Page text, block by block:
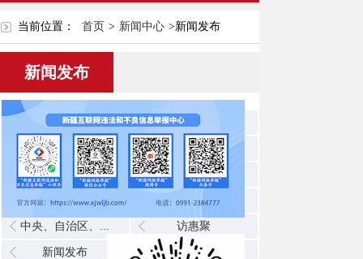
当前位置： 首页 > 新闻中心 >新闻发布
新闻发布
时政新闻 今日特克斯
公告公示 部门动态
乡镇动态 援疆工作
视频新闻 图片新闻
中央、自治区、... 访惠聚
新闻发布 协同联动